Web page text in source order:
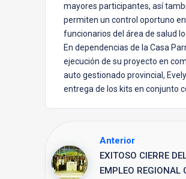
mayores participantes, así
permiten un control oportuno
funcionarios del área de salud
En dependencias de la Casa
ejecución de su proyecto en
auto gestionado provincial,
entrega de los kits en conjunto
Anterior
EXITOSO CIERRE
EMPLEO REGIONAL